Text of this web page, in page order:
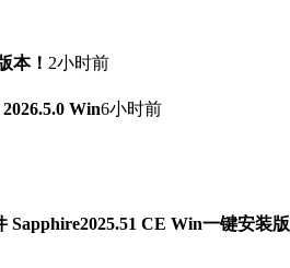
本！ 2小时前
Win6小时前
CE Win一键安装版